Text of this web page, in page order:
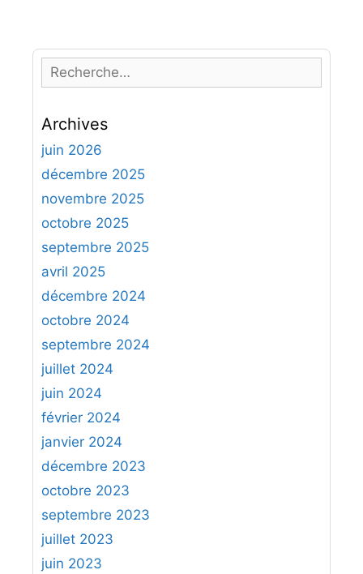
e
h
e
r
h
e
r
:
Archives
juin 2026
décembre 2025
novembre 2025
octobre 2025
septembre 2025
avril 2025
décembre 2024
octobre 2024
septembre 2024
juillet 2024
juin 2024
février 2024
janvier 2024
décembre 2023
octobre 2023
septembre 2023
juillet 2023
juin 2023